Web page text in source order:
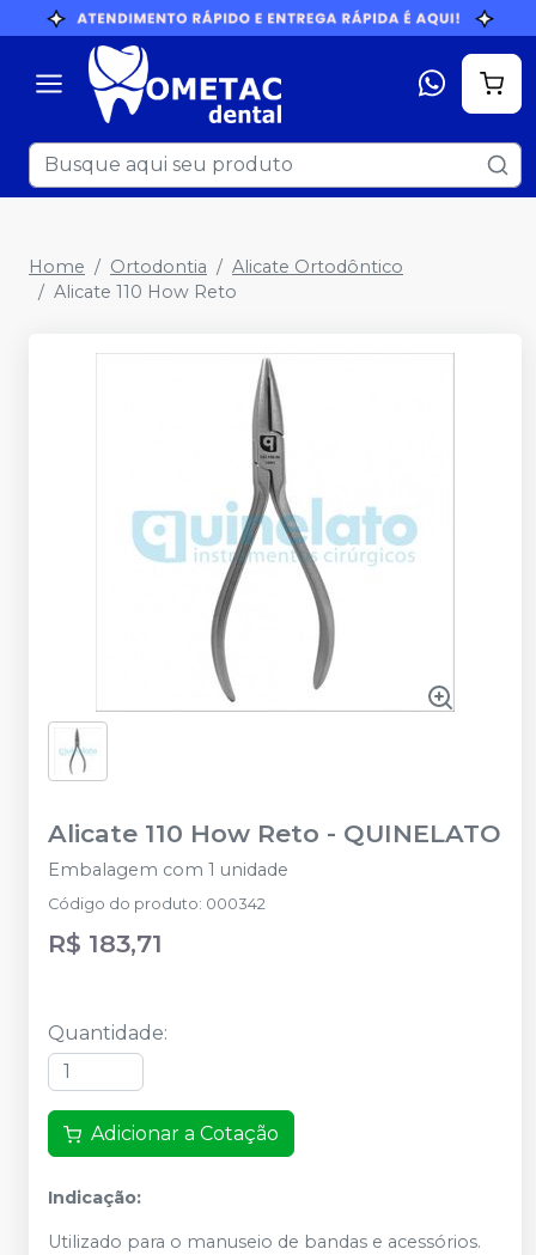
Home Ortodontia
Alicate Ortodôntico
Alicate 110 How Reto
Alicate 110 How Reto - QUINELATO
Embalagem com 1 unidade
Código do produto: 000342
R$ 183,71
Quantidade:
Adicionar a Cotação
Indicação:
Utilizado para o manuseio de bandas e acessórios.